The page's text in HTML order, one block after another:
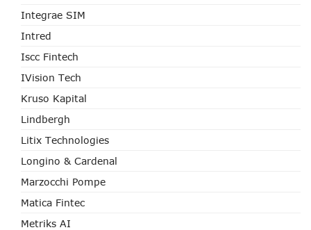
Integrae SIM
Intred
Iscc Fintech
IVision Tech
Kruso Kapital
Lindbergh
Litix Technologies
Longino & Cardenal
Marzocchi Pompe
Matica Fintec
Metriks AI